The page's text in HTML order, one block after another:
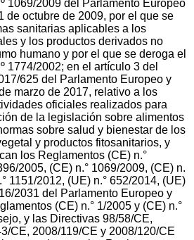
1069/2009 del Parlamento Europeo
de octubre de 2009, por el que se
sanitarias aplicables a los
y los productos derivados no
humano y por el que se deroga el
1774/2002; en el artículo 3 del
625 del Parlamento Europeo y
marzo de 2017, relativo a los
oficiales realizados para
de la legislación sobre alimentos
sobre salud y bienestar de los
y productos fitosanitarios, y
los Reglamentos (CE) n.°
2005, (CE) n.° 1069/2009, (CE) n.
1151/2012, (UE) n.° 652/2014, (UE)
2031 del Parlamento Europeo y
(CE) n.° 1/2005 y (CE) n.°
y las Directivas 98/58/CE,
CE, 2008/119/CE y 2008/120/CE